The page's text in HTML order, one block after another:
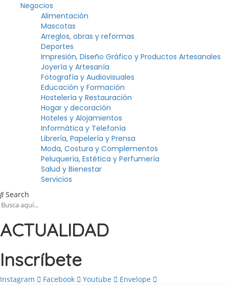
Negocios
Alimentación
Mascotas
Arreglos, obras y reformas
Deportes
Impresión, Diseño Gráfico y Productos Artesanales
Joyería y Artesanía
Fotografía y Audiovisuales
Educación y Formación
Hostelería y Restauración
Hogar y decoración
Hoteles y Alojamientos
Informática y Telefonía
Librería, Papelería y Prensa
Moda, Costura y Complementos
Peluquería, Estética y Perfumería
Salud y Bienestar
Servicios
Search
ACTUALIDAD
Inscríbete
Instagram Facebook Youtube Envelope